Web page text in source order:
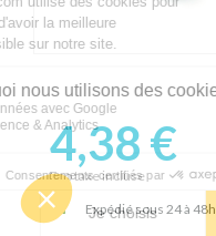
4,38 €
Eco taxe incluse
Expédié sous 24 à 48h